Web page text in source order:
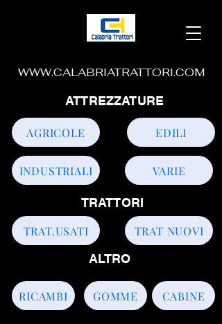
WWW.CALABRIATRATTORI.COM
TRAT.USATI TRAT NUOVI
INDUSTRIALI
AGRICOLE EDILI
VARIE
CABINE
GOMME
RICAMBI
ATTREZZATURE
TRATTORI
ALTRO